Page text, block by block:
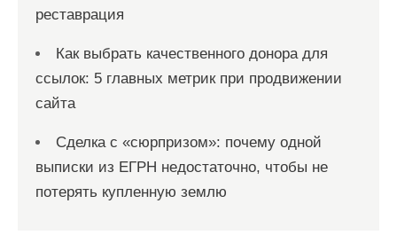
реставрация
Как выбрать качественного донора для
ссылок: 5 главных метрик при продвижении
сайта
Сделка с «сюрпризом»: почему одной
выписки из ЕГРН недостаточно, чтобы не
потерять купленную землю